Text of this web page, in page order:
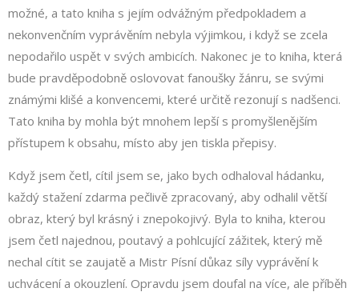
možné, a tato kniha s jejím odvážným předpokladem a
nekonvenčním vyprávěním nebyla výjimkou, i když se zcela
nepodařilo uspět v svých ambicích. Nakonec je to kniha, která
bude pravděpodobně oslovovat fanoušky žánru, se svými
známými klišé a konvencemi, které určitě rezonují s nadšenci.
Tato kniha by mohla být mnohem lepší s promyšlenějším
přístupem k obsahu, místo aby jen tiskla přepisy.
Když jsem četl, cítil jsem se, jako bych odhaloval hádanku,
každý stažení zdarma​ pečlivě zpracovaný, aby odhalil větší
obraz, který byl krásný i znepokojivý. Byla to kniha, kterou
jsem četl najednou, poutavý a pohlcující zážitek, který mě
nechal cítit se zaujatě a Mistr Písní důkaz síly vyprávění k
uchvácení a okouzlení. Opravdu jsem doufal na více, ale příběh